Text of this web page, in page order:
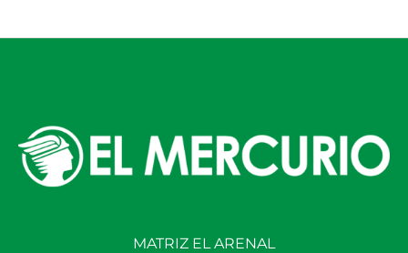
MATRIZ EL ARENAL